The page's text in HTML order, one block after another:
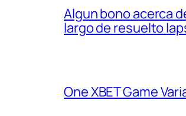
Algun bono acerca
largo de resuelto
One XBET Game